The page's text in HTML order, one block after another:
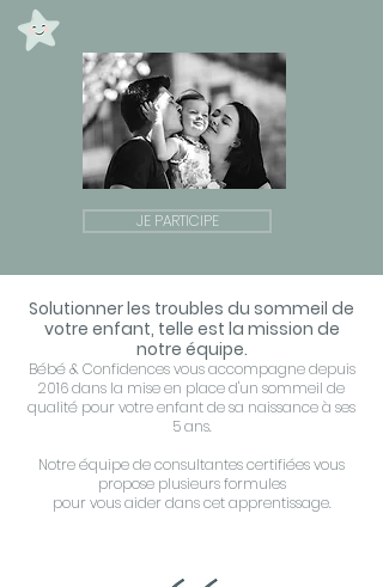
JE PARTICIPE
Solutionner les troubles du sommeil de
votre enfant, telle est la mission de
notre équipe.
Bébé & Confidences vous accompagne depuis
2016 dans la mise en place d'un sommeil de
qualité pour votre enfant de sa naissance à ses
5 ans.
Notre équipe de consultantes certifiées vous
propose plusieurs formules
pour vous aider dans cet apprentissage.